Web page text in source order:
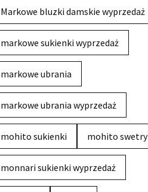
Markowe bluzki damskie wyprzedaż
markowe sukienki wyprzedaż
markowe ubrania
markowe ubrania wyprzedaż
mohito sukienki mohito swetry
monnari sukienki wyprzedaż